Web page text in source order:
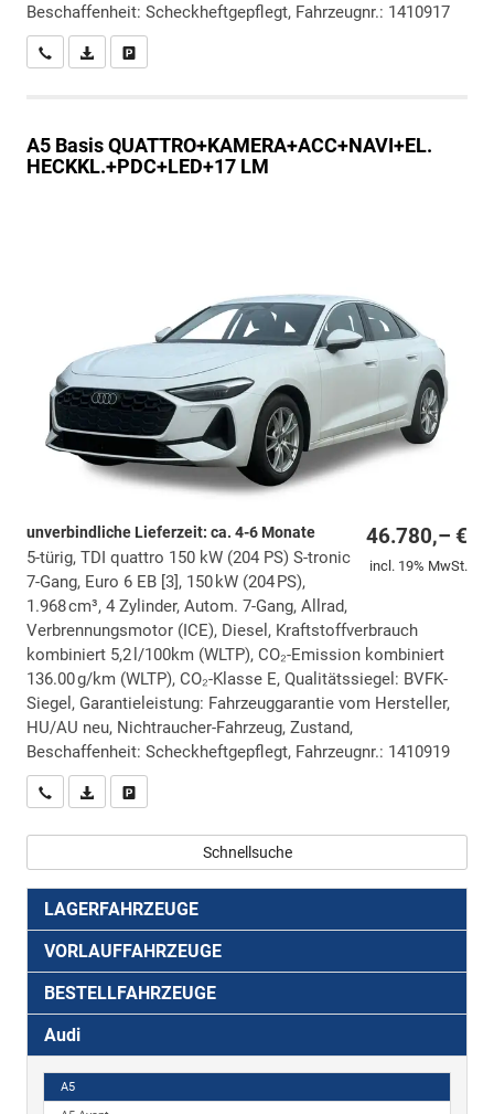
Beschaffenheit: Scheckheftgepflegt, Fahrzeugnr.: 1410917
Wir rufen Sie anPDF-Datei, Fahrzeugexposé drucken
A5 Basis QUATTRO+KAMERA+ACC+NAVI+EL.
HECKKL.+PDC+LED+17 LM
46.780,– €
incl. 19% MwSt.
unverbindliche Lieferzeit: ca. 4-6 Monate
5-türig, TDI quattro 150 kW (204 PS) S-tronic
7-Gang, Euro 6 EB [3], 150 kW (204 PS),
1.968 cm³, 4 Zylinder, Autom. 7-Gang, Allrad,
Verbrennungsmotor (ICE), Diesel, Kraftstoffverbrauch
kombiniert 5,2 l/100km (WLTP), CO₂-Emission kombiniert
136.00 g/km (WLTP), CO₂-Klasse E, Qualitätssiegel: BVFK-
Siegel, Garantieleistung: Fahrzeuggarantie vom Hersteller,
HU/AU neu, Nichtraucher-Fahrzeug, Zustand,
Beschaffenheit: Scheckheftgepflegt, Fahrzeugnr.: 1410919
Wir rufen Sie anPDF-Datei, Fahrzeugexposé drucken
Schnellsuche
LAGERFAHRZEUGE
VORLAUFFAHRZEUGE
BESTELLFAHRZEUGE
Audi
A5